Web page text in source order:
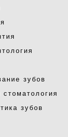
зубов
стоматология
зубов